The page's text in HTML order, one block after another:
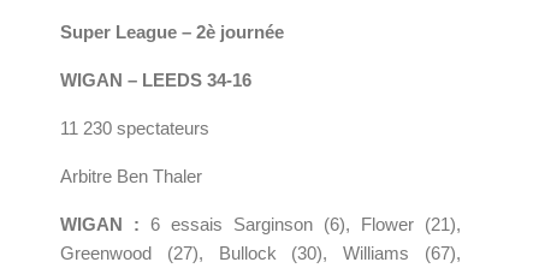
Super League – 2è journée
WIGAN – LEEDS 34-16
11 230 spectateurs
Arbitre Ben Thaler
WIGAN : 6 essais Sarginson (6), Flower (21),
Greenwood (27), Bullock (30), Williams (67),